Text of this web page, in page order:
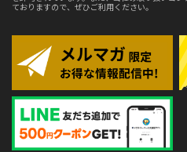
ておりますので、ぜひご利用ください。